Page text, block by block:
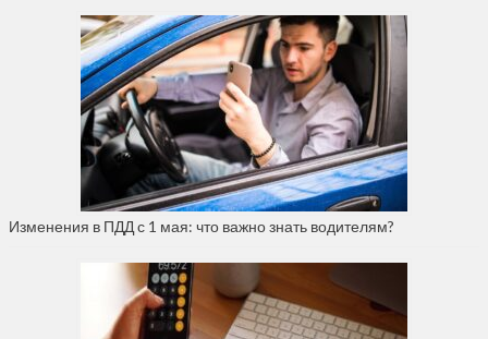
Изменения в ПДД с 1 мая: что важно знать водителям?